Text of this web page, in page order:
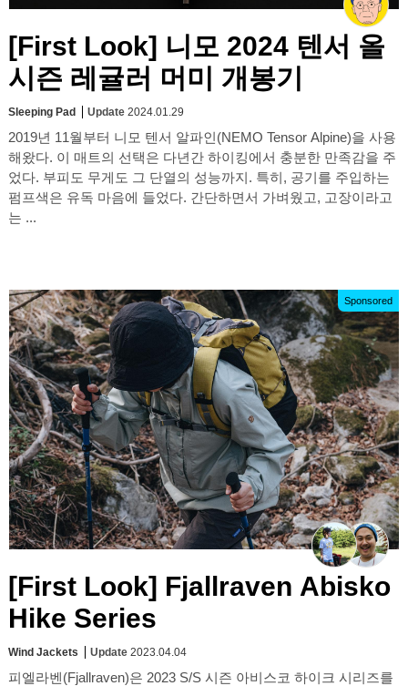
[First Look] 니모 2024 텐서 올
시즌 레귤러 머미 개봉기
Sleeping Pad Update 2024.01.29
2019년 11월부터 니모 텐서 알파인(NEMO Tensor Alpine)을 사용
해왔다. 이 매트의 선택은 다년간 하이킹에서 충분한 만족감을 주
었다. 부피도 무게도 그 단열의 성능까지. 특히, 공기를 주입하는
펌프색은 유독 마음에 들었다. 간단하면서 가벼웠고, 고장이라고
는 ...
Sponsored
[First Look] Fjallraven Abisko
Hike Series
Wind Jackets Update 2023.04.04
피엘라벤(Fjallraven)은 2023 S/S 시즌 아비스코 하이크 시리즈를